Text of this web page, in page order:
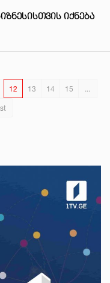
ᲘᲥᲜᲔᲑᲐ
12 13 14 15 ...